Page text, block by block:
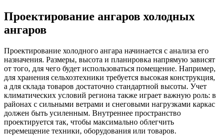
Проектирование ангаров холодных
ангаров
Проектирование холодного ангара начинается с анализа его
назначения. Размеры, высота и планировка напрямую зависят
от того, для чего будет использоваться помещение. Например,
для хранения сельхозтехники требуется высокая конструкция,
а для склада товаров достаточно стандартной высоты. Учет
климатических условий региона также играет важную роль: в
районах с сильными ветрами и снеговыми нагрузками каркас
должен быть усиленным. Внутреннее пространство
проектируется так, чтобы максимально облегчить
перемещение техники, оборудования или товаров.